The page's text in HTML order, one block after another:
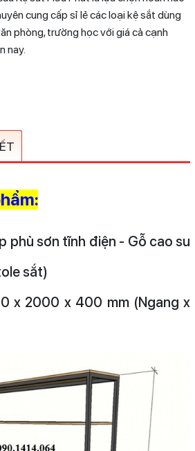
cung cấp sỉ lẻ các loại kệ sắt dùng
phòng, trường học với giá cả cạnh
nay.
phủ sơn tĩnh điện - Gỗ cao su
sắt)
x 2000 x 400 mm (Ngang x